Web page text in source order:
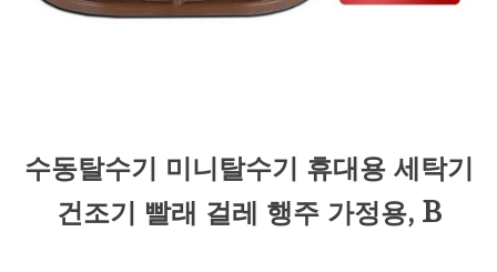
수동탈수기 미니탈수기 휴대용 세탁기
건조기 빨래 걸레 행주 가정용, B